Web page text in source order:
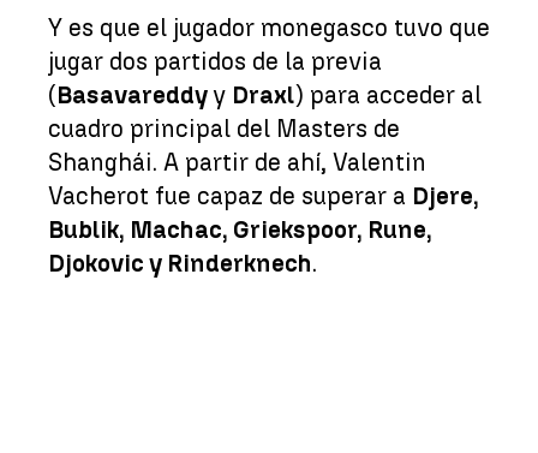
Y es que el jugador monegasco tuvo que
jugar dos partidos de la previa
(Basavareddy y Draxl) para acceder al
cuadro principal del Masters de
Shanghái. A partir de ahí, Valentin
Vacherot fue capaz de superar a Djere,
Bublik, Machac, Griekspoor, Rune,
Djokovic y Rinderknech.